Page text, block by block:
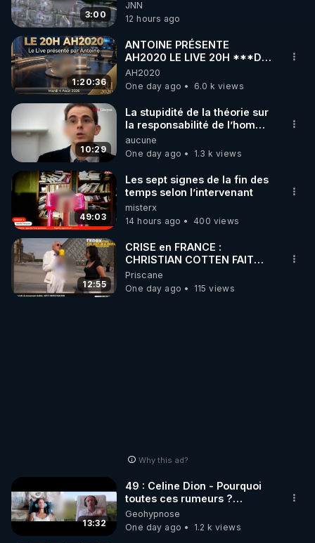
3:00
JNN
12 hours ago
1:20:36
ANTOINE PRÉSENTE
AH2020 LE LIVE 20H ***DU
04/08/2026*** 📷LE
GRAND RÉVEIL EST EN
MARCHE 📷
AH2020
One day ago
6.0 k views
10:29
La stupidité de la théorie sur
la responsabilité de l’homme
concernant le dioxyde de
carbone.
aucune
One day ago
1.3 k views
49:03
Les sept signes de la fin des
temps selon l’intervenant
misterx
14 hours ago
400 views
12:55
CRISE en FRANCE :
CHRISTIAN COTTEN FAIT
une étrange découverte
Priscane
One day ago
115 views
Why this ad?
13:32
49 : Celine Dion - Pourquoi
toutes ces rumeurs ?
Enquête sous hypnose
Geohypnose
One day ago
1.2 k views